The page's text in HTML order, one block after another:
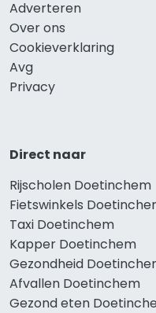
Adverteren
Over ons
Cookieverklaring
Avg
Privacy
Direct naar
Rijscholen Doetinchem
Fietswinkels
Taxi Doetinchem
Kapper Doetinchem
Gezondheid
Afvallen Doetinchem
Gezond eten